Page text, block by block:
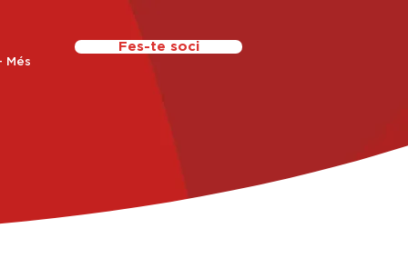
Més
Fes-te soci